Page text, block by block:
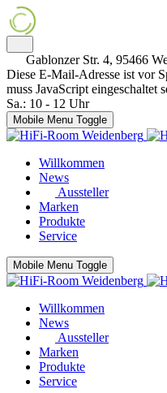
Gablonzer Str. 4, 95466
Diese E-Mail-Adresse ist vor
muss JavaScript eingeschaltet
Sa.: 10 - 12 Uhr
Mobile Menu Toggle
Willkommen
News
Aussteller
Marken
Produkte
Service
Mobile Menu Toggle
Willkommen
News
Aussteller
Marken
Produkte
Service